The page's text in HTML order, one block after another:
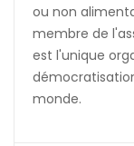
ou non
membre de
est l'unique
monde.